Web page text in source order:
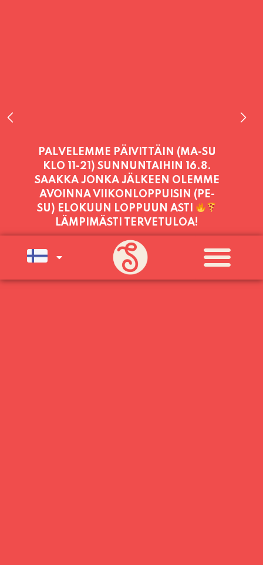
PALVELEMME PÄIVITTÄIN (MA-SU
KLO 11-21) SUNNUNTAIHIN 16.8.
SAAKKA JONKA JÄLKEEN OLEMME
AVOINNA VIIKONLOPPUISIN (PE-
SU) ELOKUUN LOPPUUN ASTI
LÄMPIMÄSTI TERVETULOA!
PALVELEMME TÄNÄÄN:
PERJANTAI11:00 - 21:00